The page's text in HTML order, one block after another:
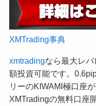
XMTrading事典
xmtradingなら最大レ
額投資可能です。
リーのKIWAMI極口座
XMTradingの無料口座